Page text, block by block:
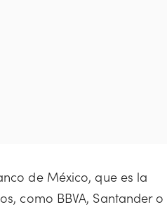
de México, que es la
como BBVA, Santander o